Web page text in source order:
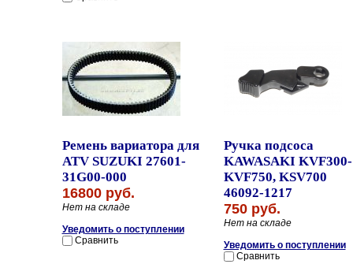
Ремень вариатора для
ATV SUZUKI 27601-
31G00-000
16800 руб.
Нет на складе
Уведомить о поступлении
Сравнить
Ручка подсоса
KAWASAKI KVF300-
KVF750, KSV700
46092-1217
750 руб.
Нет на складе
Уведомить о поступлении
Сравнить